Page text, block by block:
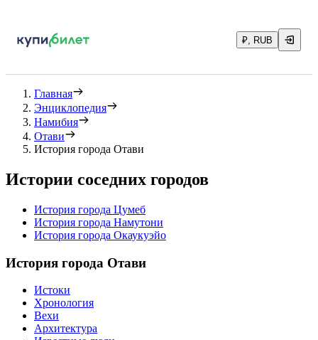
₽, RUB
Главная
Энциклопедия
Намибия
Отави
История города Отави
Истории соседних городов
История города Цумeб
История города Намутони
История города Окаукуэйо
История города Отави
Истоки
Хронология
Вехи
Архитектура